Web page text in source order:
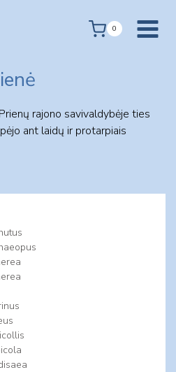
0
rajono savivaldybėje ties
ant laidų ir protarpiais